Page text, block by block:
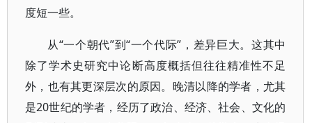
度短一些。
从“一个朝代”到“一个代际”，差异巨大。这其中
除了学术史研究中论断高度概括但往往精准性不足
外，也有其更深层次的原因。晚清以降的学者，尤其
是20世纪的学者，经历了政治、经济、社会、文化的